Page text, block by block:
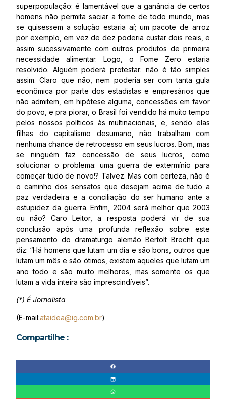
superpopulação: é lamentável que a ganância de certos
homens não permita saciar a fome de todo mundo, mas
se quisessem a solução estaria aí; um pacote de arroz
por exemplo, em vez de dez poderia custar dois reais, e
assim sucessivamente com outros produtos de primeira
necessidade alimentar. Logo, o Fome Zero estaria
resolvido. Alguém poderá protestar: não é tão simples
assim. Claro que não, nem poderia ser com tanta gula
econômica por parte dos estadistas e empresários que
não admitem, em hipótese alguma, concessões em favor
do povo, e pra piorar, o Brasil foi vendido há muito tempo
pelos nossos políticos às multinacionais, e, sendo elas
filhas do capitalismo desumano, não trabalham com
nenhuma chance de retrocesso em seus lucros. Bom, mas
se ninguém faz concessão de seus lucros, como
solucionar o problema: uma guerra de extermínio para
começar tudo de novo!? Talvez. Mas com certeza, não é
o caminho dos sensatos que desejam acima de tudo a
paz verdadeira e a conciliação do ser humano ante a
estupidez da guerra. Enfim, 2004 será melhor que 2003
ou não? Caro Leitor, a resposta poderá vir de sua
conclusão após uma profunda reflexão sobre este
pensamento do dramaturgo alemão Bertolt Brecht que
diz: “Há homens que lutam um dia e são bons, outros que
lutam um mês e são ótimos, existem aqueles que lutam um
ano todo e são muito melhores, mas somente os que
lutam a vida inteira são imprescindíveis”.
(*) É Jornalista
(E-mail:ataidea@ig.com.br)
Compartilhe :